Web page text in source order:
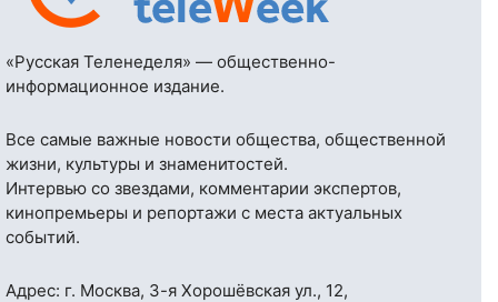
«Русская Теленеделя» — общественно-
информационное издание.
Все самые важные новости общества, общественной
жизни, культуры и знаменитостей.
Интервью со звездами, комментарии экспертов,
кинопремьеры и репортажи с места актуальных
событий.
Адрес: г. Москва, 3-я Хорошёвская ул., 12,